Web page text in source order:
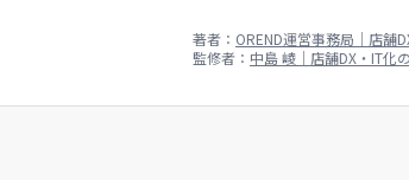
著者： OREND運営事務局｜店舗
監修者： 中島 崚｜店舗DX・IT化